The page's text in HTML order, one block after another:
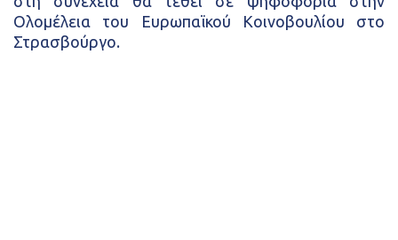
Ολομέλεια του Ευρωπαϊκού Κοινοβουλίου στο
Στρασβούργο.